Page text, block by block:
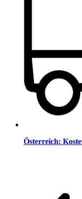
Österreich: